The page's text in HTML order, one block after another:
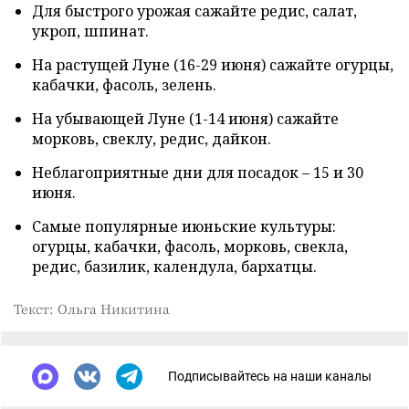
Для быстрого урожая сажайте редис, салат,
укроп, шпинат.
На растущей Луне (16-29 июня) сажайте огурцы,
кабачки, фасоль, зелень.
На убывающей Луне (1-14 июня) сажайте
морковь, свеклу, редис, дайкон.
Неблагоприятные дни для посадок – 15 и 30
июня.
Самые популярные июньские культуры:
огурцы, кабачки, фасоль, морковь, свекла,
редис, базилик, календула, бархатцы.
Текст: Ольга Никитина
Подписывайтесь на наши каналы